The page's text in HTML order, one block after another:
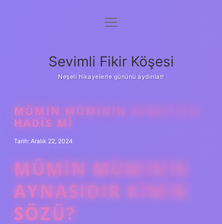
Anasayfa
Yasal Uyarı
menüyü
Sevimli Fikir Köşesi
Neşeli hikayelerle gününü aydınlat!
MÜMIN MÜMININ AYNASIDIR
HADIS MI
Tarih: Aralık 22, 2024
MÜMIN MÜMININ
AYNASIDIR KIMIN
SÖZÜ?